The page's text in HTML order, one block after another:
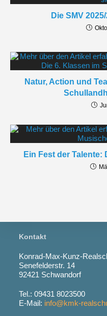
Die SMV
Natur, Action und
Ein Fest der Talente:
Kontakt
Konrad-Max-Kunz-
Senefelderstr. 14
92421 Schwandorf
Tel.: 09431 8023500
E-Mail: info@kmk-